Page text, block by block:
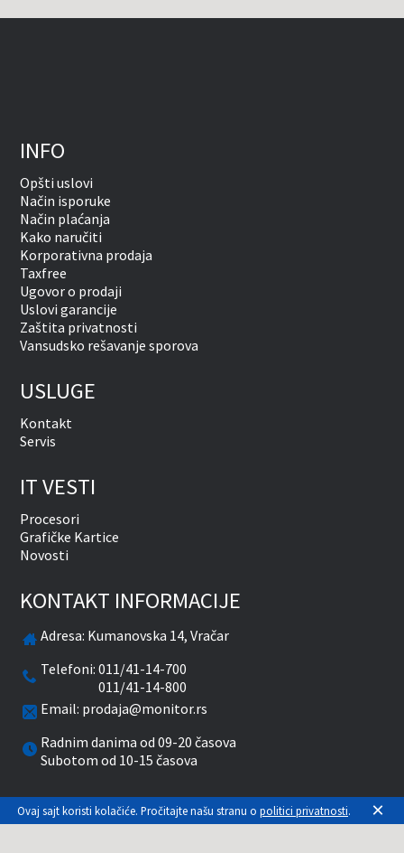
INFO
Opšti uslovi
Način isporuke
Način plaćanja
Kako naručiti
Korporativna prodaja
Taxfree
Ugovor o prodaji
Uslovi garancije
Zaštita privatnosti
Vansudsko rešavanje sporova
USLUGE
Kontakt
Servis
IT VESTI
Procesori
Grafičke Kartice
Novosti
KONTAKT INFORMACIJE
Adresa: Kumanovska 14, Vračar
Telefoni:011/41-14-700
011/41-14-800
Email: prodaja@monitor.rs
Radnim danima od 09-20 časova
Subotom od 10-15 časova
facebooktwitterpinterestinstagram
youtube
Ovaj sajt koristi kolačiće. Pročitajte našu stranu o politici privatnosti. ×